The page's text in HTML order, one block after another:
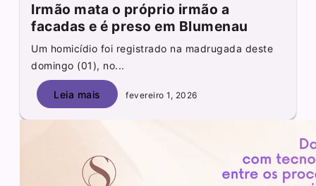
Irmão mata o próprio irmão a
facadas e é preso em Blumenau
Um homicídio foi registrado na madrugada deste
domingo (01), no...
Leia mais fevereiro 1, 2026